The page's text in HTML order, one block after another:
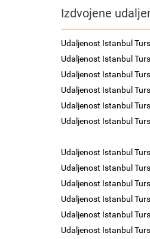
Izdvojene
Udaljenost Istanbul
Udaljenost Istanbul
Udaljenost Istanbul
Udaljenost Istanbul
Udaljenost Istanbul
Udaljenost Istanbul
Udaljenost Istanbul
Udaljenost Istanbul
Udaljenost Istanbul
Udaljenost Istanbul
Udaljenost Istanbul
Udaljenost Istanbul